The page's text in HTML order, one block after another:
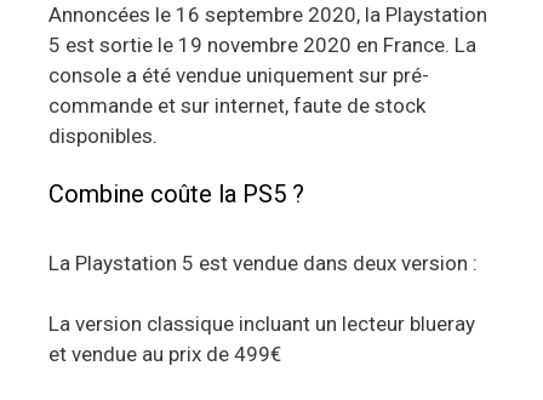
Annoncées le 16 septembre 2020, la Playstation
5 est sortie le 19 novembre 2020 en France. La
console a été vendue uniquement sur pré-
commande et sur internet, faute de stock
disponibles.
Combine coûte la PS5 ?
La Playstation 5 est vendue dans deux version :
La version classique incluant un lecteur blueray
et vendue au prix de 499€